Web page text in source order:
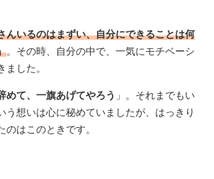
んいるのはまずい、自分にできることは何
。その時、自分の中で、一気にモチベーシ
ました。
めて、一旗あげてやろう 」。それまでもい
う想いは心に秘めていましたが、はっきり
のはこのときです。